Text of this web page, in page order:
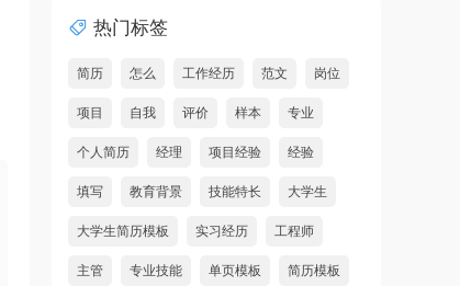
热门标签
简历 怎么 工作经历 范文 岗位
项目 自我 评价 样本 专业
个人简历 经理 项目经验 经验
填写 教育背景 技能特长 大学生
大学生简历模板 实习经历 工程师
主管 专业技能 单页模板 简历模板